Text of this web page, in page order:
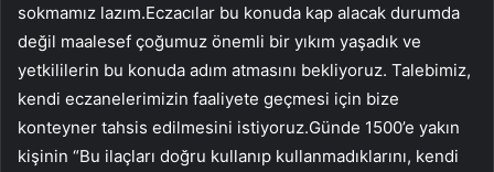
sokmamız lazım.Eczacılar bu konuda kap alacak durumda
değil maalesef çoğumuz önemli bir yıkım yaşadık ve
yetkililerin bu konuda adım atmasını bekliyoruz. Talebimiz,
kendi eczanelerimizin faaliyete geçmesi için bize
konteyner tahsis edilmesini istiyoruz.Günde 1500’e yakın
kişinin “Bu ilaçları doğru kullanıp kullanmadıklarını, kendi